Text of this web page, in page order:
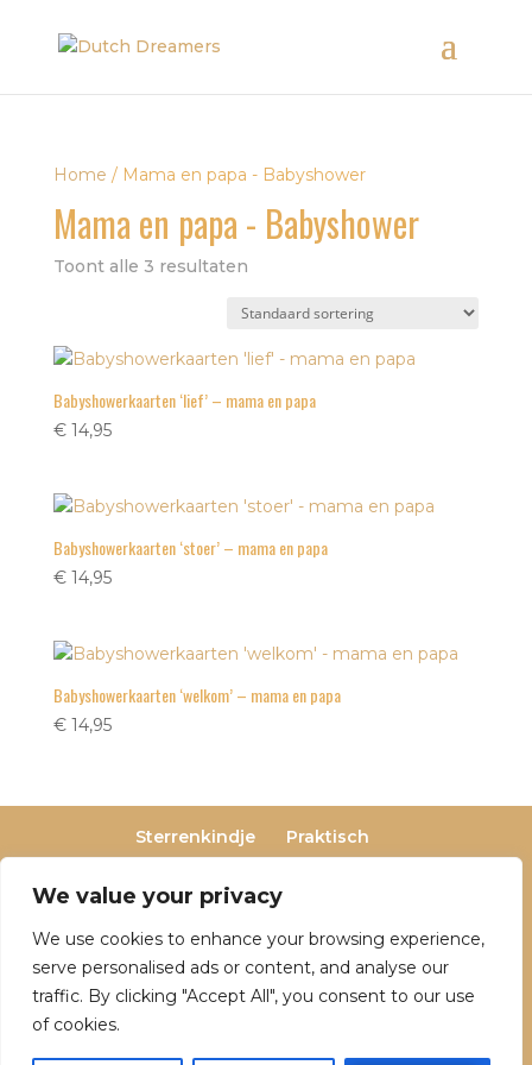
We value your privacy
We use cookies to enhance your browsing experience,
serve personalised ads or content, and analyse our
traffic. By clicking "Accept All", you consent to our use
of cookies.
Home / Mama en papa - Babyshower
Mama en papa - Babyshower
Toont alle 3 resultaten
Babyshowerkaarten ‘lief’ – mama en papa
€14,95
Babyshowerkaarten ‘stoer’ – mama en papa
€14,95
Babyshowerkaarten ‘welkom’ – mama en papa
€14,95
Sterrenkindje
Praktisch
Privacy- en cookieverklaring
Terugbetaal- en retourneringsbeleid
Over Dutch Dreamers